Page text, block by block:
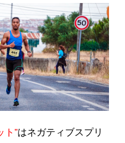
ト”はネガティブスプリ